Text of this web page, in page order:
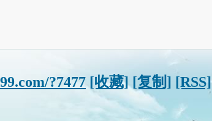
?7477 [收藏] [复制] [RSS]